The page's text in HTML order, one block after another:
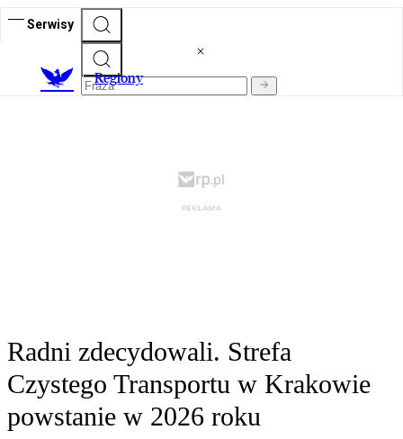
Serwisy
Regiony
Radni zdecydowali. Strefa
Czystego Transportu w Krakowie
powstanie w 2026 roku